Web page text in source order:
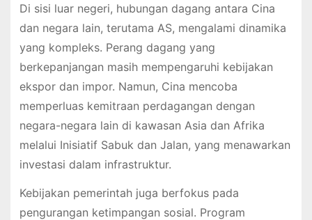
Di sisi luar negeri, hubungan dagang antara Cina
dan negara lain, terutama AS, mengalami dinamika
yang kompleks. Perang dagang yang
berkepanjangan masih mempengaruhi kebijakan
ekspor dan impor. Namun, Cina mencoba
memperluas kemitraan perdagangan dengan
negara-negara lain di kawasan Asia dan Afrika
melalui Inisiatif Sabuk dan Jalan, yang menawarkan
investasi dalam infrastruktur.
Kebijakan pemerintah juga berfokus pada
pengurangan ketimpangan sosial. Program